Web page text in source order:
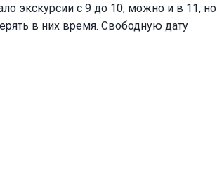
экскурсии с 9 до 10, можно и в 11, но
в них время. Свободную дату